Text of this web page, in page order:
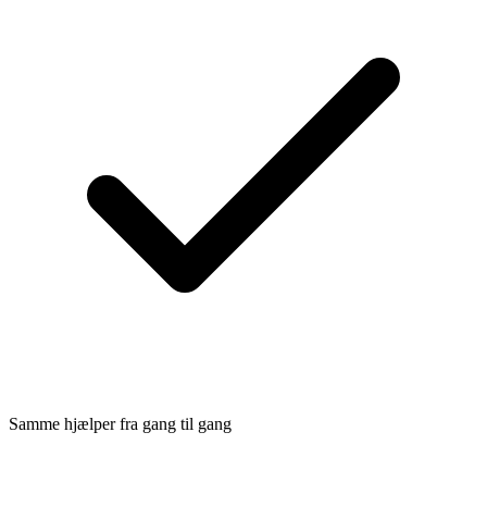
Samme hjælper fra gang til gang